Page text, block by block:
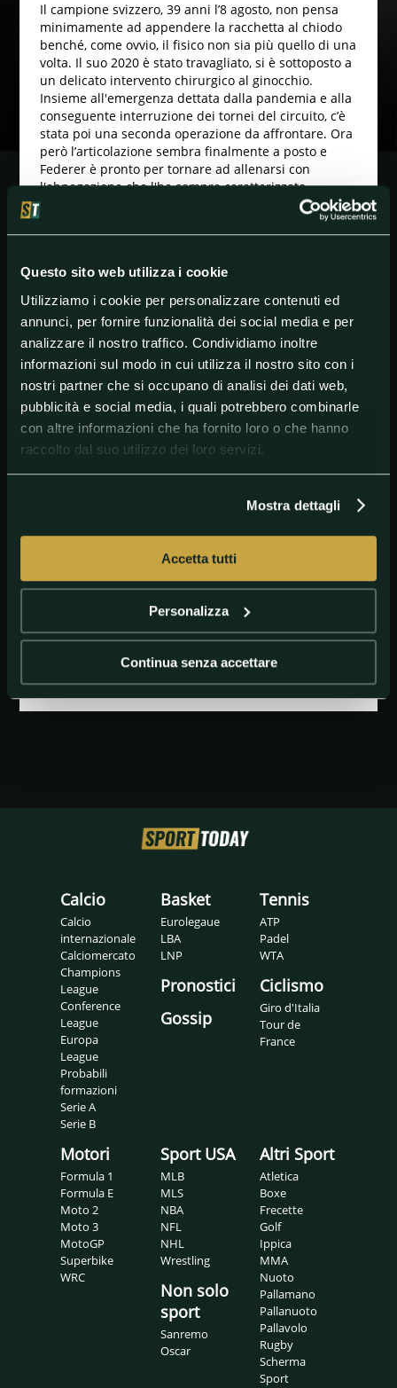
Questo sito web utilizza i cookie
Utilizziamo i cookie per personalizzare contenuti ed
annunci, per fornire funzionalità dei social media e per
analizzare il nostro traffico. Condividiamo inoltre
informazioni sul modo in cui utilizza il nostro sito con i
nostri partner che si occupano di analisi dei dati web,
pubblicità e social media, i quali potrebbero combinarle
con altre informazioni che ha fornito loro o che hanno
raccolto dal suo utilizzo dei loro servizi.
Mostra dettagli
Accetta tutti
Personalizza
Continua senza accettare
Il campione svizzero, 39 anni l’8 agosto, non pensa
minimamente ad appendere la racchetta al chiodo
benché, come ovvio, il fisico non sia più quello di una
volta. Il suo 2020 è stato travagliato, si è sottoposto a
un delicato intervento chirurgico al ginocchio.
Insieme all'emergenza dettata dalla pandemia e alla
conseguente interruzione dei tornei del circuito, c’è
stata poi una seconda operazione da affrontare. Ora
però l’articolazione sembra finalmente a posto e
Federer è pronto per tornare ad allenarsi con
l'abnegazione che l'ha sempre caratterizzato,
pensando a come chiudere nella maniera migliore
un’annata complessa per poi sparare nuove cartucce
nel2021, quando spegnerà quaranta candeline.
Quale maniera migliore di farlo se non con il
#Betting #Tennis
GETTY IMAGES federer
Calcio
Calcio
internazionale
Calciomercato
Champions
League
Conference
League
Europa
League
Probabili
formazioni
Serie A
Serie B
Basket
Eurolegaue
LBA
LNP
Pronostici
Gossip
Tennis
ATP
Padel
WTA
Ciclismo
Giro d'Italia
Tour de
France
Motori
Formula 1
Formula E
Moto 2
Moto 3
MotoGP
Superbike
WRC
Sport USA
MLB
MLS
NBA
NFL
NHL
Wrestling
Non solo
sport
Sanremo
Oscar
Altri Sport
Atletica
Boxe
Frecette
Golf
Ippica
MMA
Nuoto
Pallamano
Pallanuoto
Pallavolo
Rugby
Scherma
Sport